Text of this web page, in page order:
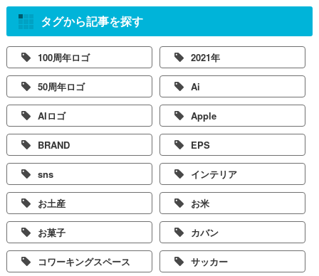
タグから記事を探す
100周年ロゴ 2021年
50周年ロゴ Ai
AIロゴ Apple
BRAND EPS
sns インテリア
お土産 お米
お菓子 カバン
コワーキングスペース サッカー